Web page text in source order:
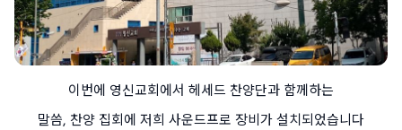
이번에 영신교회에서 헤세드 찬양단과 함께하는
말씀, 찬양 집회에 저희 사운드프로 장비가 설치되었습니다